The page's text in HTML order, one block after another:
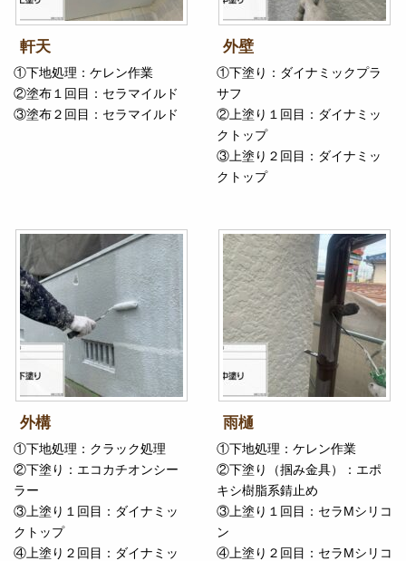
軒天
①下地処理：ケレン作業
②塗布１回目：セラマイルド
③塗布２回目：セラマイルド
外壁
①下塗り：ダイナミックプラ
サフ
②上塗り１回目：ダイナミッ
クトップ
③上塗り２回目：ダイナミッ
クトップ
外構
①下地処理：クラック処理
②下塗り：エコカチオンシー
ラー
③上塗り１回目：ダイナミッ
クトップ
④上塗り２回目：ダイナミッ
雨樋
①下地処理：ケレン作業
②下塗り（掴み金具）：エポ
キシ樹脂系錆止め
③上塗り１回目：セラMシリコ
ン
④上塗り２回目：セラMシリコ